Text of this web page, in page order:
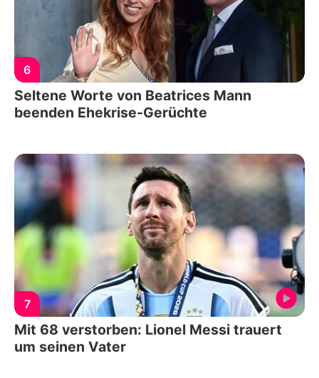
6
Seltene Worte von Beatrices Mann
beenden Ehekrise-Gerüchte
7
Mit 68 verstorben: Lionel Messi trauert
um seinen Vater